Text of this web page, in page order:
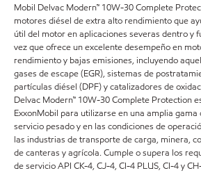
Mobil Delvac Modern™ 10W-30 Complete
motores diésel de extra alto rendimiento que
útil del motor en aplicaciones severas dentro y
vez que ofrece un excelente desempeño en
rendimiento y bajas emisiones, incluyendo
gases de escape (EGR), sistemas de
partículas diésel (DPF) y catalizadores de
Delvac Modern™ 10W-30 Complete Protection
ExxonMobil para utilizarse en una amplia gama
servicio pesado y en las condiciones de
las industrias de transporte de carga, minera,
de canteras y agrícola. Cumple o supera los
de servicio API CK-4, CJ-4, CI-4 PLUS, CI-4 y